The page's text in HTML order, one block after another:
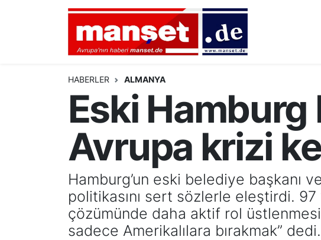
HABERLER ALMANYA
Eski Hamburg
Avrupa krizi
Hamburg’un eski belediye başkanı
politikasını sert sözlerle eleştirdi. 97
çözümünde daha aktif rol
sadece Amerikalılara bırakmak” dedi.
AVRUPA
ALMANYA
TÜRKİYE
DEUTSCH
Nöbetçi Eczaneler
Hava Durumu
Namaz Vakitleri
Trafik Durumu
Puan Durumu ve Fikstür
Tüm Manşetler
Son Dakika Haberleri